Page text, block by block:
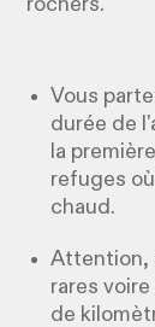
rochers.
Vous
durée de
la
refuges
chaud.
Attention,
rares
de